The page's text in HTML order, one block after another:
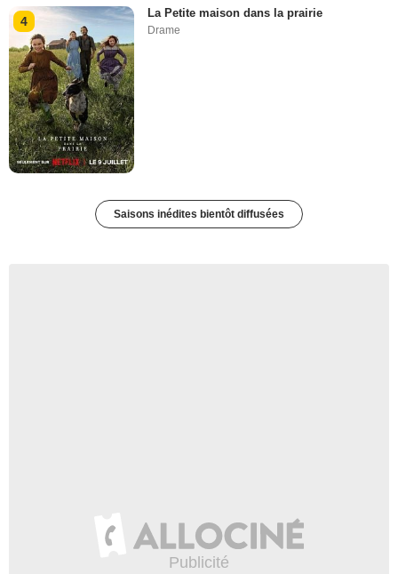
4
La Petite maison dans la prairie
Drame
Saisons inédites bientôt diffusées